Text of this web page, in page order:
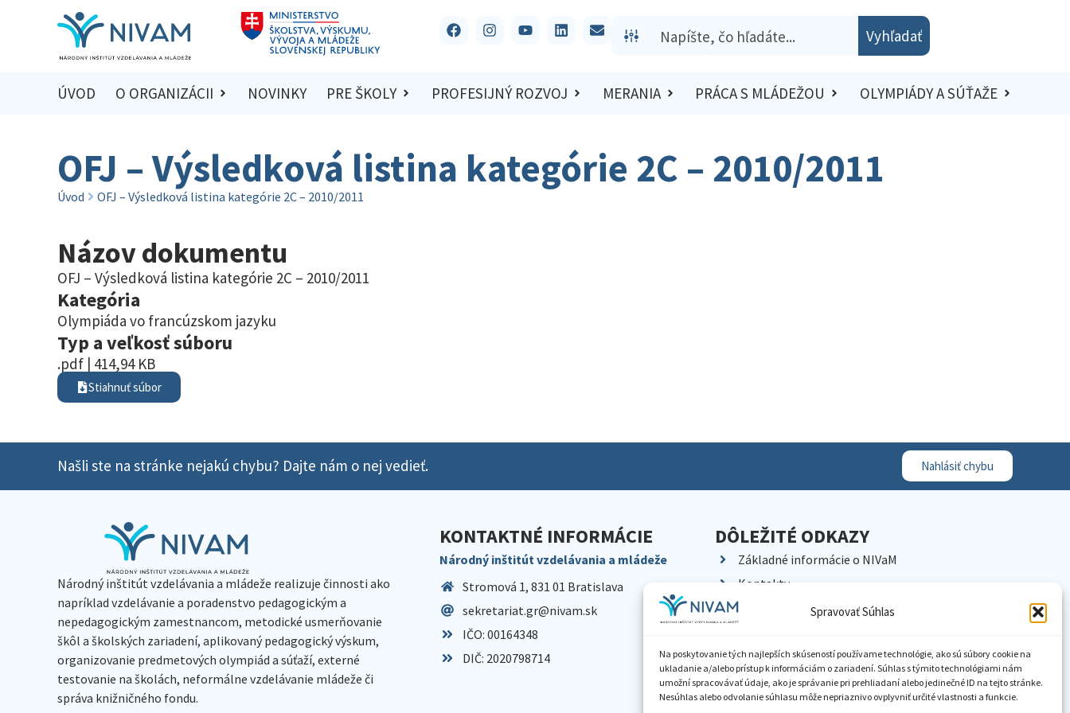
Spravovať Súhlas
Na poskytovanie tých najlepších skúseností používame technológie, ako sú súbory cookie na
ukladanie a/alebo prístup k informáciám o zariadení. Súhlas s týmito technológiami nám
umožní spracovávať údaje, ako je správanie pri prehliadaní alebo jedinečné ID na tejto stránke.
Nesúhlas alebo odvolanie súhlasu môže nepriaznivo ovplyvniť určité vlastnosti a funkcie.
Vyhľadať
ÚVOD O ORGANIZÁCII NOVINKY PRE ŠKOLY PROFESIJNÝ ROZVOJ MERANIA PRÁCA S MLÁDEŽOU OLYMPIÁDY A SÚŤAŽE
OFJ – Výsledková listina kategórie 2C – 2010/2011
Úvod OFJ – Výsledková listina kategórie 2C – 2010/2011
Názov dokumentu
OFJ – Výsledková listina kategórie 2C – 2010/2011
Kategória
Olympiáda vo francúzskom jazyku
Typ a veľkosť súboru
.pdf | 414,94 KB
Stiahnuť súbor
Našli ste na stránke nejakú chybu? Dajte nám o nej vedieť. Nahlásiť chybu
Národný inštitút vzdelávania a mládeže realizuje činnosti ako
napríklad vzdelávanie a poradenstvo pedagogickým a
nepedagogickým zamestnancom, metodické usmerňovanie
škôl a školských zariadení, aplikovaný pedagogický výskum,
organizovanie predmetových olympiád a súťaží, externé
testovanie na školách, neformálne vzdelávanie mládeže či
správa knižničného fondu.
KONTAKTNÉ INFORMÁCIE
Národný inštitút vzdelávania a mládeže
Stromová 1, 831 01 Bratislava
sekretariat.gr@nivam.sk
IČO: 00164348
DIČ: 2020798714
DÔLEŽITÉ ODKAZY
Základné informácie o NIVaM
Kontakty
Kariéra
Pracoviská NIVaM
Dokumenty inštitúcie
Knižnica